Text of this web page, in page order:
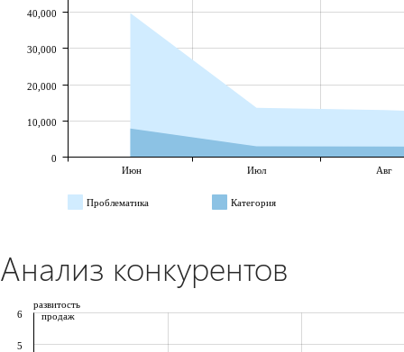
Июн Июл Авг
0
10,000
20,000
30,000
40,000
Проблематика Категория
Анализ конкурентов
5
6
развитость
продаж